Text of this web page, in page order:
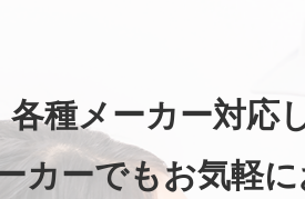
各種メーカー対応
カーでもお気軽